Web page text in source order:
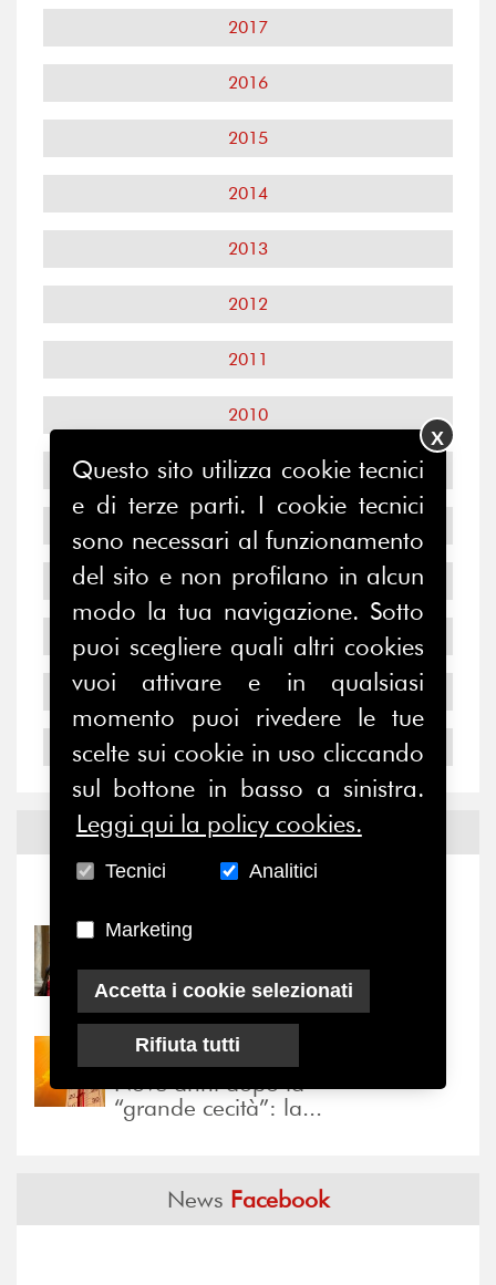
2017
2016
2015
2014
2013
2012
2011
2010
2009
2008
2007
2005
2004
Notizie edEventi
31/07/2026
Prima della pausa estiva,
il valore di...
30/07/2026
Nove anni dopo la
“grande cecità”: la...
News Facebook
Questo sito utilizza cookie tecnici
e di terze parti. I cookie tecnici
sono necessari al funzionamento
del sito e non profilano in alcun
modo la tua navigazione. Sotto
puoi scegliere quali altri cookies
vuoi attivare e in qualsiasi
momento puoi rivedere le tue
scelte sui cookie in uso cliccando
sul bottone in basso a sinistra.
Leggi qui la policy cookies.
Tecnici Analitici
Marketing
Accetta i cookie selezionati
Rifiuta tutti
X